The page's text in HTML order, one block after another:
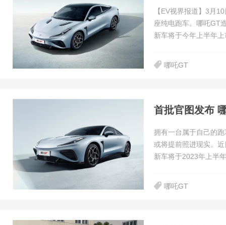
【EV视界报道】3月
座纯电跑车。哪吒GT
新车将于今年上半年
哪吒GT
首批官图发布
拥有一台属于自己的
或将提前照进现实。
新车将于2023年上半
哪吒GT